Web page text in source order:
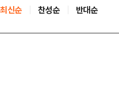
최신순 찬성순 반대순